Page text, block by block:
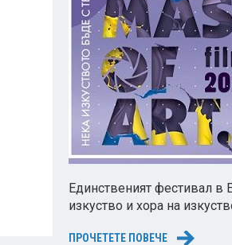
Единственият фестивал
изкуство и хора на
ПРОЧЕТЕТЕ ПОВЕЧЕ →